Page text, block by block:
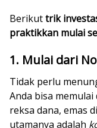
Berikuttrik
praktikkan mulai
1. Mulai dari
Tidak perlu
Anda bisa
reksa dana, emas
utamanya adalah